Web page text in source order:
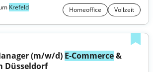
Krefeld Homeoffice Vollzeit
(m/w/d) E-Commerce &
Düsseldorf